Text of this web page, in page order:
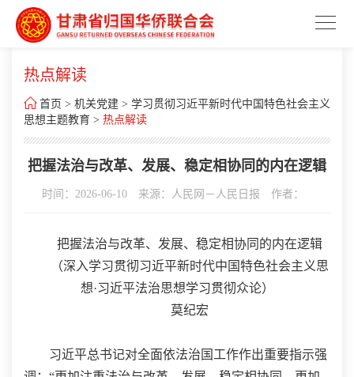
热点解读
 首页 > 机关党建 > 学习贯彻习近平新时代中国特色社会主义
思想主题教育 > 热点解读
把握法治与改革、发展、稳定相协同的内在逻辑
时间：2026-06-10 来源：人民网－人民日报 作者：
把握法治与改革、发展、稳定相协同的内在逻辑
（深入学习贯彻习近平新时代中国特色社会主义思
想·习近平法治思想学习贯彻众论）
莫纪宏
习近平总书记对全面依法治国工作作出重要指示强